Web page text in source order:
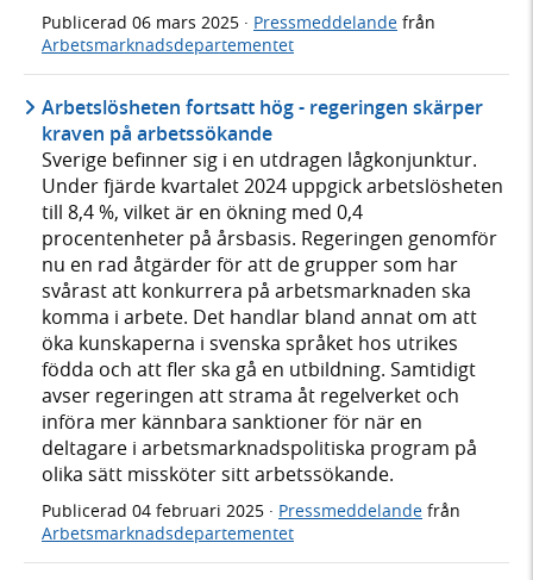
Publicerad 06 mars 2025 · Pressmeddelande från
Arbetsmarknadsdepartementet
Arbetslösheten fortsatt hög - regeringen skärper
kraven på arbetssökande
Sverige befinner sig i en utdragen lågkonjunktur.
Under fjärde kvartalet 2024 uppgick arbetslösheten
till 8,4 %, vilket är en ökning med 0,4
procentenheter på årsbasis. Regeringen genomför
nu en rad åtgärder för att de grupper som har
svårast att konkurrera på arbetsmarknaden ska
komma i arbete. Det handlar bland annat om att
öka kunskaperna i svenska språket hos utrikes
födda och att fler ska gå en utbildning. Samtidigt
avser regeringen att strama åt regelverket och
införa mer kännbara sanktioner för när en
deltagare i arbetsmarknadspolitiska program på
olika sätt missköter sitt arbetssökande.
Publicerad 04 februari 2025 · Pressmeddelande från
Arbetsmarknadsdepartementet